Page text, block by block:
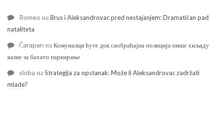
Romeo наBrus i Aleksandrovac pred nestajanjem: Dramatičan pad
nataliteta
Čarapan наКомуналци ћуте док саобраћајна полиција пише хиљаду
казне за бахато паркирање
sloba наStrategija za opstanak: Može li Aleksandrovac zadržati
mlade?